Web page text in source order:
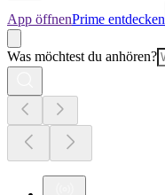
App öffnenPrime entdecken
Was möchtest du anhören?